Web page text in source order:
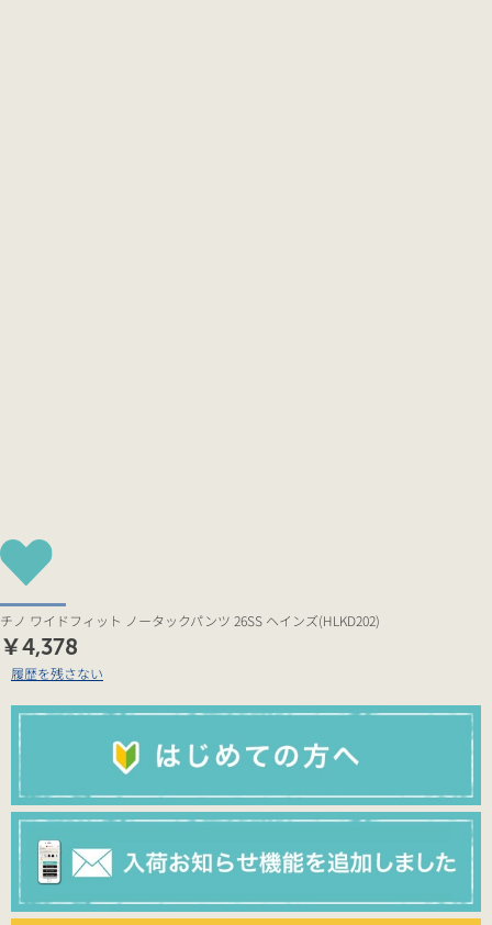
チノ ワイドフィット ノータックパンツ 26SS ヘインズ(HLKD202)
￥4,378
履歴を残さない